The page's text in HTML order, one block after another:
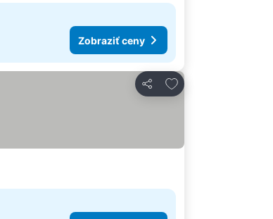
Zobraziť ceny
Zdieľať
Pridať do obľúbených